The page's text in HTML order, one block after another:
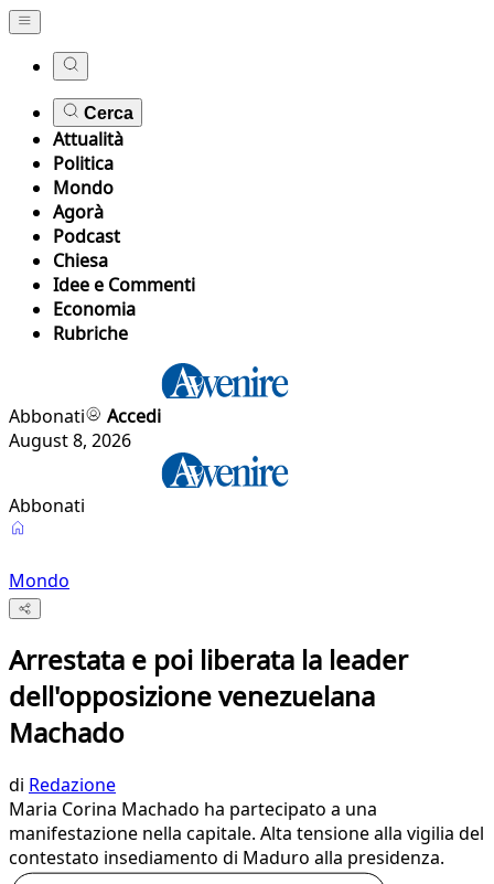
Cerca
Attualità
Politica
Mondo
Agorà
Podcast
Chiesa
Idee e Commenti
Economia
Rubriche
Abbonati
Accedi
August 8, 2026
Abbonati
Mondo
Arrestata e poi liberata la leader
dell'opposizione venezuelana
Machado
di Redazione
Maria Corina Machado ha partecipato a una
manifestazione nella capitale. Alta tensione alla vigilia del
contestato insediamento di Maduro alla presidenza.